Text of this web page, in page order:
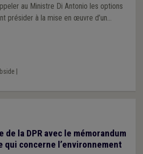
au Ministre Di Antonio les options
présider à la mise en œuvre d’un
la DPR avec le mémorandum
qui concerne l’environnement